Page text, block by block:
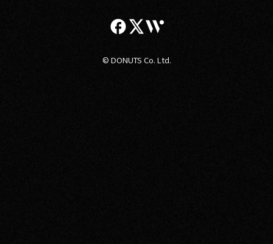
© DONUTS Co. Ltd.